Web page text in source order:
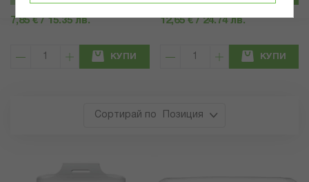
7,85 € / 15.35 лв.
КУПИ
12,65 € / 24.74 лв.
КУПИ
Позиция